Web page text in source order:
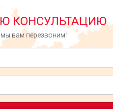
КОНСУЛЬТАЦИЮ
вам перезвоним!